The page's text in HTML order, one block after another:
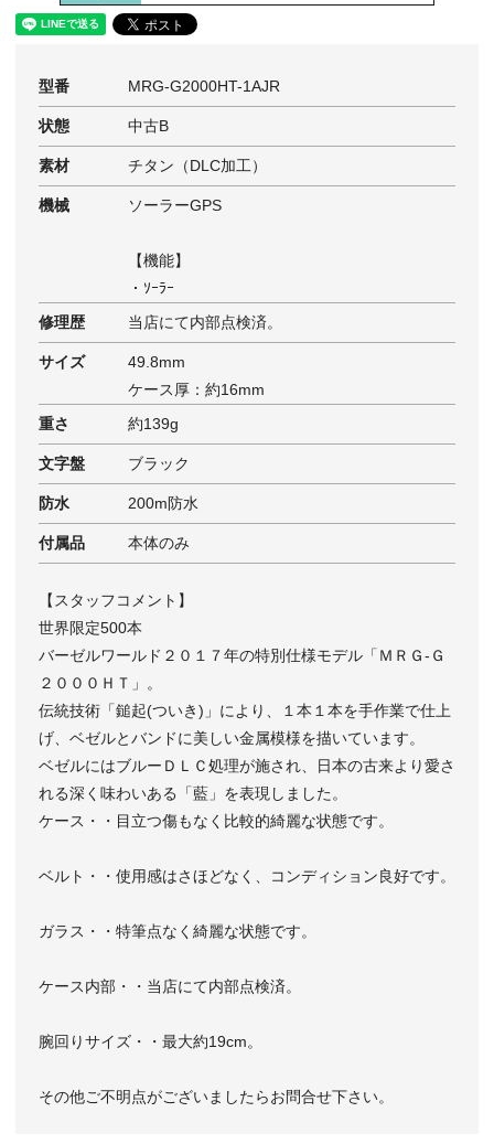
型番 MRG-G2000HT-1AJR
状態 中古B
素材 チタン（DLC加工）
機械 ソーラーGPS
【機能】
・ｿｰﾗｰ
修理歴
当店にて内部点検済。
サイズ
49.8mm
ケース厚：約16mm
重さ
約139g
文字盤 ブラック
防水 200m防水
付属品 本体のみ
【スタッフコメント】
世界限定500本
バーゼルワールド２０１７年の特別仕様モデル「ＭＲＧ-Ｇ
２０００ＨＴ」。
伝統技術「鎚起(ついき)」により、１本１本を手作業で仕上
げ、ベゼルとバンドに美しい金属模様を描いています。
ベゼルにはブルーＤＬＣ処理が施され、日本の古来より愛さ
れる深く味わいある「藍」を表現しました。
ケース・・目立つ傷もなく比較的綺麗な状態です。
ベルト・・使用感はさほどなく、コンディション良好です。
ガラス・・特筆点なく綺麗な状態です。
ケース内部・・当店にて内部点検済。
腕回りサイズ・・最大約19cm。
その他ご不明点がございましたらお問合せ下さい。